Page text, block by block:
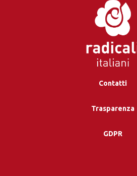
Contatti
Trasparenza
GDPR